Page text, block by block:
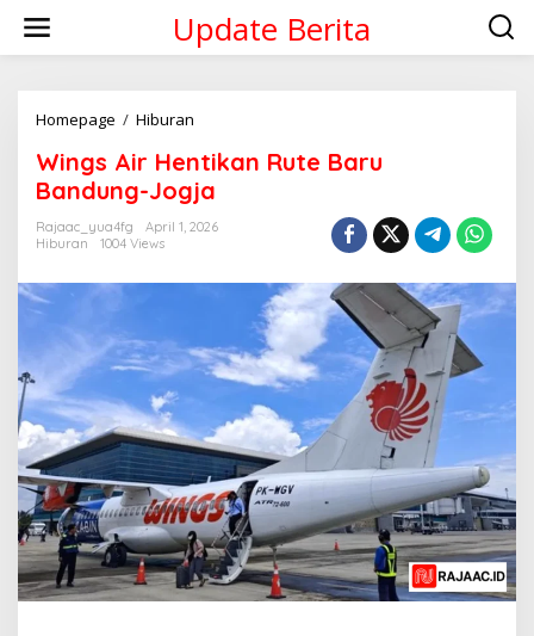
content
Update Berita
Homepage / Hiburan
Hentikan
Rute
Baru
Bandung-
Wings Air Hentikan Rute Baru
Bandung-Jogja
Rajaac_yua4fg
April 1, 2026
Hiburan
1004 Views